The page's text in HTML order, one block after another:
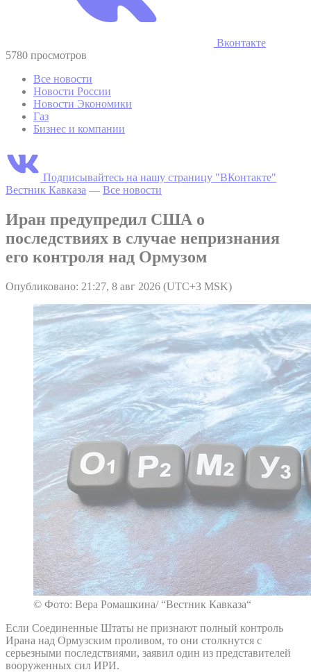
Вконтакте
5780 просмотров
Все новости
Новости России
Новости Экономики
Газ
Бизнес и компании
Подписывайтесь на нашу страницу "ВКонтакте"
Вестник Кавказа — Все новости
Иран предупредил США о
последствиях в случае непризнания
его контроля над Ормузом
Опубликовано: 21:27, 8 авг 2026 (UTC+3 MSK)
© Фото: Вера Ромашкина/ “Вестник Кавказа“
Если Соединенные Штаты не признают полный контроль
Ирана над Ормузским проливом, то они столкнутся с
серьезными последствиями, заявил один из представителей
вооруженных сил ИРИ.